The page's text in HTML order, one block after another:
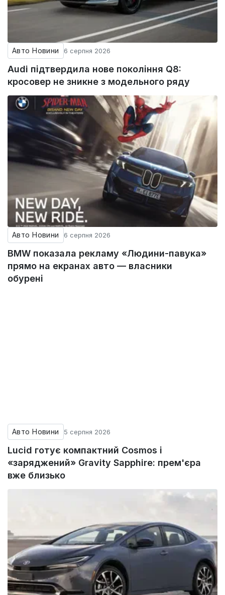
Авто Новини 6 серпня 2026
Audi підтвердила нове покоління Q8:
кросовер не зникне з модельного ряду
Авто Новини 6 серпня 2026
BMW показала рекламу «Людини-павука»
прямо на екранах авто — власники
обурені
Авто Новини 5 серпня 2026
Lucid готує компактний Cosmos і
«заряджений» Gravity Sapphire: прем'єра
вже близько